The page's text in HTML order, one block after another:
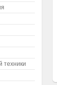
техники